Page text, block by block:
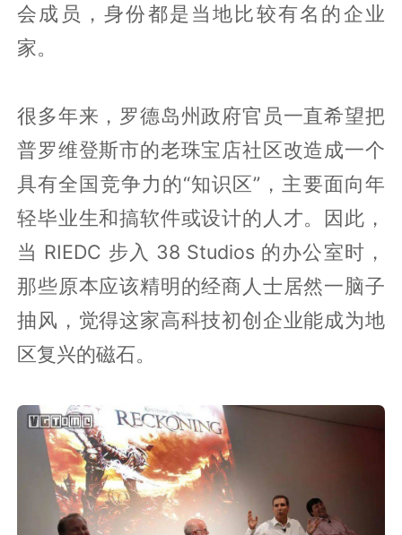
会成员，身份都是当地比较有名的企业
家。
很多年来，罗德岛州政府官员一直希望把
普罗维登斯市的老珠宝店社区改造成一个
具有全国竞争力的“知识区”，主要面向年
轻毕业生和搞软件或设计的人才。因此，
当 RIEDC 步入 38 Studios 的办公室时，
那些原本应该精明的经商人士居然一脑子
抽风，觉得这家高科技初创企业能成为地
区复兴的磁石。